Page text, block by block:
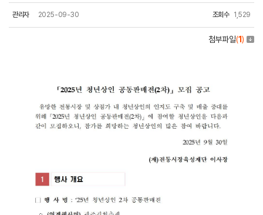
관리자 2025-09-30 조회수 1,529
첨부파일(1)